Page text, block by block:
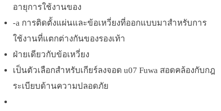
อายุการใช้งานของ
-a การติดตั้งแผ่นและข้อเหวี่ยงที่ออกแบบมาสำหรับการ
ใช้งานที่แตกต่างกันของรองเท้า
ฝ่ายเดียวกับข้อเหวี่ยง
เป็นตัวเลือกสำหรับเกียร์ลงจอด u07 Fuwa สอดคล้องกับกฎ
ระเบียบด้านความปลอดภัย